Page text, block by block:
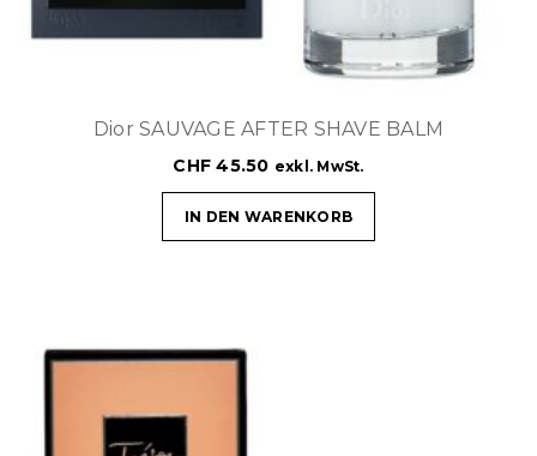
Dior SAUVAGE AFTER SHAVE BALM
CHF 45.50 exkl. MwSt.
IN DEN WARENKORB